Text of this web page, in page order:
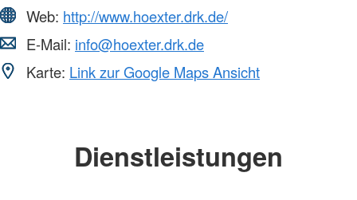
Web: http://www.hoexter.drk.de/
E-Mail: info@hoexter.drk.de
Karte: Link zur Google Maps Ansicht
Dienstleistungen